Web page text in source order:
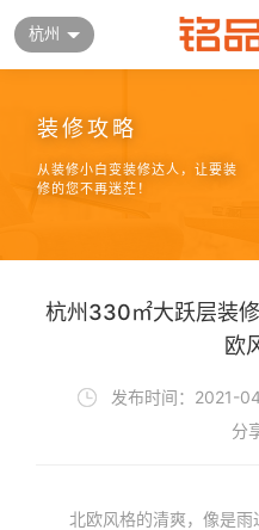
杭州
装修攻略
从装修小白变装修达人，让要装
修的您不再迷茫！
杭州330㎡大跃层装
欧
发布时间：2021-
分
北欧风格的清爽，像是雨